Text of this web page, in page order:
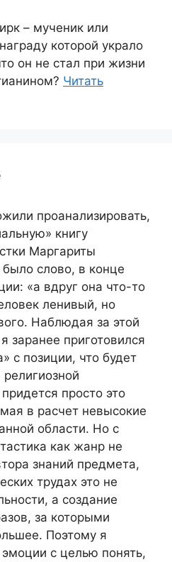
– мученик или
которой украло
он не стал при жизни
Читать
проанализировать,
книгу
Маргариты
слово, в конце
«а вдруг она что-то
ленивый, но
Наблюдая за этой
заранее приготовился
с позиции, что будет
просто это
в расчет невысокие
области. Но с
как жанр не
знаний предмета,
трудах это не
а создание
за которыми
Поэтому я
с целью понять,